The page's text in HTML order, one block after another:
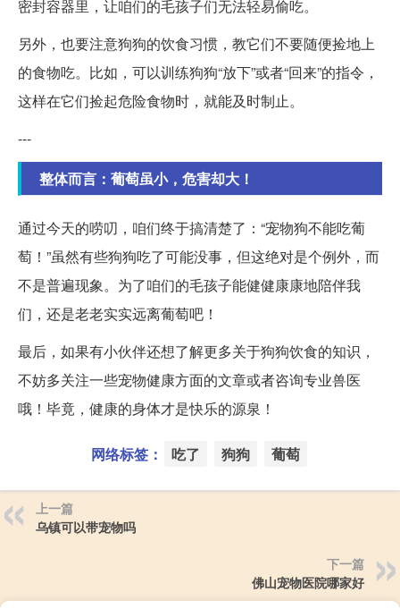
密封容器里，让咱们的毛孩子们无法轻易偷吃。
另外，也要注意狗狗的饮食习惯，教它们不要随便捡地上
的食物吃。比如，可以训练狗狗“放下”或者“回来”的指令，
这样在它们捡起危险食物时，就能及时制止。
---
整体而言：葡萄虽小，危害却大！
通过今天的唠叨，咱们终于搞清楚了：“宠物狗不能吃葡
萄！”虽然有些狗狗吃了可能没事，但这绝对是个例外，而
不是普遍现象。为了咱们的毛孩子能健健康康地陪伴我
们，还是老老实实远离葡萄吧！
最后，如果有小伙伴还想了解更多关于狗狗饮食的知识，
不妨多关注一些宠物健康方面的文章或者咨询专业兽医
哦！毕竟，健康的身体才是快乐的源泉！
网络标签： 吃了 狗狗 葡萄
上一篇
乌镇可以带宠物吗
下一篇
佛山宠物医院哪家好